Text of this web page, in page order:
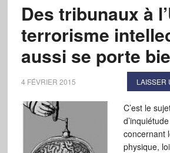
Des tribunaux à
terrorisme
aussi se porte
4 FÉVRIER 2015 LAISSER
C’est le
concernant
physique,